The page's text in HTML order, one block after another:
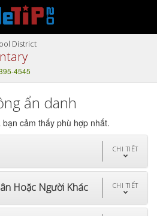
District
4545
ẩn danh
cảm thấy phù hợp nhất.
CHI TIẾT
Hoặc Người Khác CHI TIẾT